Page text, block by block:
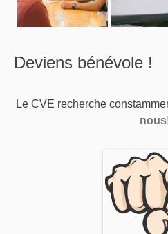
Deviens bénévole !
Le CVE recherche